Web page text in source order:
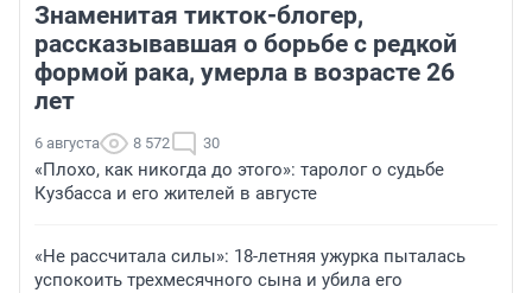
Знаменитая тикток-блогер,
рассказывавшая о борьбе с редкой
формой рака, умерла в возрасте 26
лет
6 августа 8 572 30
«Плохо, как никогда до этого»: таролог о судьбе
Кузбасса и его жителей в августе
«Не рассчитала силы»: 18-летняя ужурка пыталась
успокоить трехмесячного сына и убила его